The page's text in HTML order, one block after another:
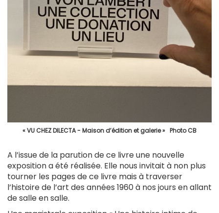
« VU CHEZ DILECTA - Maison d’édition et galerie » Photo CB
A l’issue de la parution de ce livre une nouvelle
exposition a été réalisée. Elle nous invitait à non plus
tourner les pages de ce livre mais à traverser
l’histoire de l’art des années 1960 à nos jours en allant
de salle en salle.